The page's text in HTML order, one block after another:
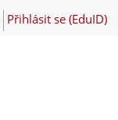
Přihlásit se (EduID)